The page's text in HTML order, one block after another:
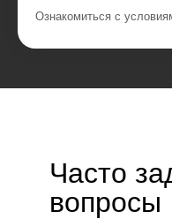
Ознакомиться с
Часто
вопросы